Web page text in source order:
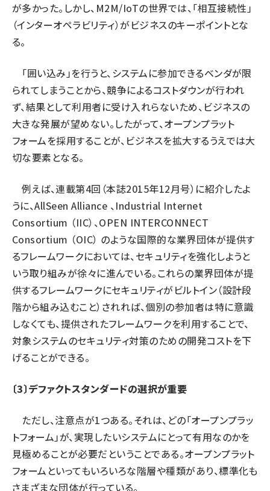
が多かった。しかし、M2M/IoTの世界では、「相互接続性」
（インターオペラビリティ）がビジネスのキーポイントとな
る。
「囲い込み」を行うと、システムに参加できるベンダが限
られてしまうことから、競争によるコストダウンが行われ
ず、結果として利用者に受け入れらないため、ビジネスの
大きな発展が望めない。したがって、オープンプラット
フォームを採用することが、ビジネスを拡大するうえでは大
切な要素となる。
例えば、連載第4回（本誌2015年12月号） に紹介したよ
うに、AllSeen Alliance 、Industrial Internet
Consortium （IIC）、OPEN INTERCONNECT
Consortium （OIC） のような国際的な業界団体が提供す
るフレームワークにおいては、セキュリティを強化しようと
いう取り組みが徐々に進んでいる。これらの業界団体が提
供するフレームワークにセキュリティがビルトイン（設計段
階から組み込むこと）されれば、個別の参加者は特に意識
しなくても、提供されたフレームワークを利用することで、
対象システムのセキュリティ対策のための開発コストを下
げることができる。
〔3〕デファクトスタンダードの選択が重要
ただし、注意点が1つある。それは、どの「オープンプラッ
トフォーム」が、実現したいシステムにとって有用なのかを
見極めることが必要だということである。オープンプラット
フォームといってもいろいろな階層や種類があり、標準化も
さまざまな団体が行っている。